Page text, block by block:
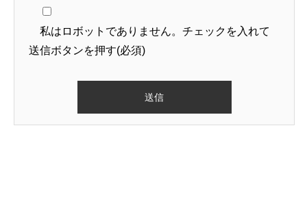
私はロボットでありません。チェックを入れて
送信ボタンを押す(必須)